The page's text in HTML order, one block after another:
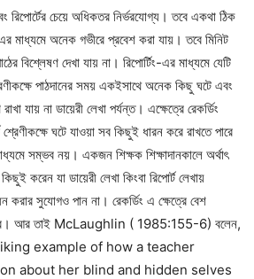
রিপোর্টের চেয়ে অধিকতর নির্ভরযোগ্য। তবে একথা ঠিক
এর মাধ্যমে অনেক গভীরে প্রবেশ করা যায়। তবে মিনিট
বিশ্লেষণ দেখা যায় না। রিপোর্টিং-এর মাধ্যমে যেটি
পাঠদানের সময় একইসাথে অনেক কিছু ঘটে এবং
যায় না ডায়েরী লেখা পর্যন্ত। এক্ষেত্রে রেকর্ডিং
ঘটে যাওয়া সব কিছুই ধারন করে রাখতে পারে
মাধ্যমে সম্ভব নয়। একজন শিক্ষক শিক্ষাদানকালে অর্থাৎ
করেন যা ডায়েরী লেখা কিংবা রিপোর্ট লেখায়
সুযোগও পান না। রেকর্ডিং এ ক্ষেত্রে বেশ
আর তাই McLaughlin ( 1985:155-6) বলেন,
example of how a teacher
about her blind and hidden selves